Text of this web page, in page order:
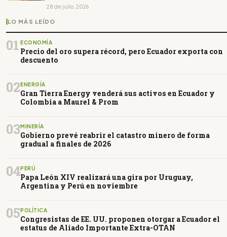
28 de julio, 2026
LO MÁS LEÍDO
01 ECONOMÍA
Precio del oro supera récord, pero Ecuador exporta con
descuento
02 ENERGÍA
Gran Tierra Energy venderá sus activos en Ecuador y
Colombia a Maurel & Prom
03MINERÍA
Gobierno prevé reabrir el catastro minero de forma
gradual a finales de 2026
04PERÚ
Papa León XIV realizará una gira por Uruguay,
Argentina y Perú en noviembre
05 POLÍTICA
Congresistas de EE. UU. proponen otorgar a Ecuador el
estatus de Aliado Importante Extra-OTAN